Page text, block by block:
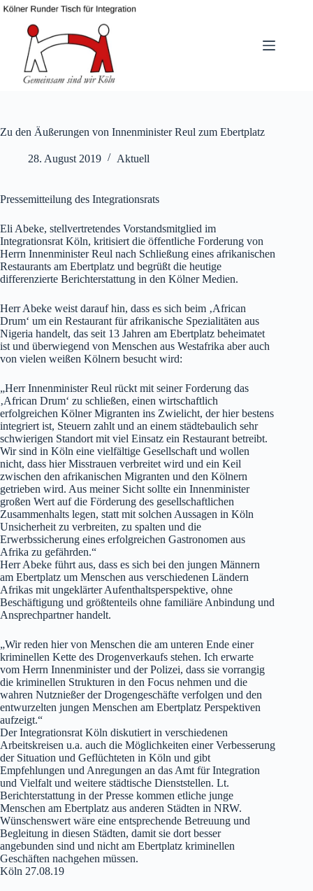
Zum
springen
Zu den Äußerungen von Innenminister Reul zum Ebertplatz
28. August 2019 Aktuell
Pressemitteilung des Integrationsrats
Eli Abeke, stellvertretendes Vorstandsmitglied im
Integrationsrat Köln, kritisiert die öffentliche Forderung von
Herrn Innenminister Reul nach Schließung eines afrikanischen
Restaurants am Ebertplatz und begrüßt die heutige
differenzierte Berichterstattung in den Kölner Medien.
Herr Abeke weist darauf hin, dass es sich beim ‚African
Drum‘ um ein Restaurant für afrikanische Spezialitäten aus
Nigeria handelt, das seit 13 Jahren am Ebertplatz beheimatet
ist und überwiegend von Menschen aus Westafrika aber auch
von vielen weißen Kölnern besucht wird:
„Herr Innenminister Reul rückt mit seiner Forderung das
‚African Drum‘ zu schließen, einen wirtschaftlich
erfolgreichen Kölner Migranten ins Zwielicht, der hier bestens
integriert ist, Steuern zahlt und an einem städtebaulich sehr
schwierigen Standort mit viel Einsatz ein Restaurant betreibt.
Wir sind in Köln eine vielfältige Gesellschaft und wollen
nicht, dass hier Misstrauen verbreitet wird und ein Keil
zwischen den afrikanischen Migranten und den Kölnern
getrieben wird. Aus meiner Sicht sollte ein Innenminister
großen Wert auf die Förderung des gesellschaftlichen
Zusammenhalts legen, statt mit solchen Aussagen in Köln
Unsicherheit zu verbreiten, zu spalten und die
Erwerbssicherung eines erfolgreichen Gastronomen aus
Afrika zu gefährden.“
Herr Abeke führt aus, dass es sich bei den jungen Männern
am Ebertplatz um Menschen aus verschiedenen Ländern
Afrikas mit ungeklärter Aufenthaltsperspektive, ohne
Beschäftigung und größtenteils ohne familiäre Anbindung und
Ansprechpartner handelt.
„Wir reden hier von Menschen die am unteren Ende einer
kriminellen Kette des Drogenverkaufs stehen. Ich erwarte
vom Herrn Innenminister und der Polizei, dass sie vorrangig
die kriminellen Strukturen in den Focus nehmen und die
wahren Nutznießer der Drogengeschäfte verfolgen und den
entwurzelten jungen Menschen am Ebertplatz Perspektiven
aufzeigt.“
Der Integrationsrat Köln diskutiert in verschiedenen
Arbeitskreisen u.a. auch die Möglichkeiten einer Verbesserung
der Situation und Geflüchteten in Köln und gibt
Empfehlungen und Anregungen an das Amt für Integration
und Vielfalt und weitere städtische Dienststellen. Lt.
Berichterstattung in der Presse kommen etliche junge
Menschen am Ebertplatz aus anderen Städten in NRW.
Wünschenswert wäre eine entsprechende Betreuung und
Begleitung in diesen Städten, damit sie dort besser
angebunden sind und nicht am Ebertplatz kriminellen
Geschäften nachgehen müssen.
Köln 27.08.19